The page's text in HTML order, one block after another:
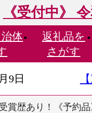
《受付中》
治体
返礼品を
さがす
9日
賞歴あり！《予約